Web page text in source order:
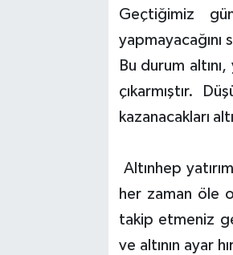
Geçtiğimiz
Bu durum
çıkarmıştır.
kazanacakları
Altınhep
her zaman öle
takip etmeniz
ve altının ayar